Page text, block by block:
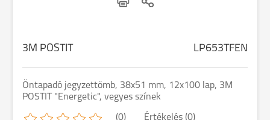
3M POSTIT LP653TFEN
Öntapadó jegyzettömb, 38x51 mm, 12x100 lap, 3M
POSTIT "Energetic", vegyes színek
(0) Értékelés (0)